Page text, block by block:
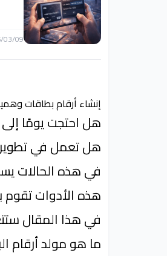
03/09
إنشاء أرقام بطاقات
هل احتجت يومًا إلى
هل تعمل في تطوير
في هذه الحالات
هذه الأدوات تقوم
في هذا المقال
ما هو مولد أرقام